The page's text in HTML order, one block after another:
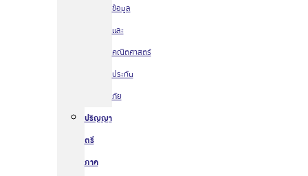
ข้อมูล
และ
คณิตศาสตร์
ประกัน
ภัย
ปริญญา
ตรี
ภาค